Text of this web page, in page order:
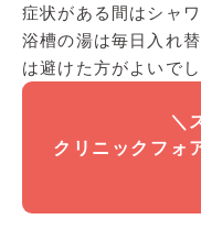
症状がある間はシャ
浴槽の湯は毎日入れ
は避けた方がよいでし
＼
クリニックフォ